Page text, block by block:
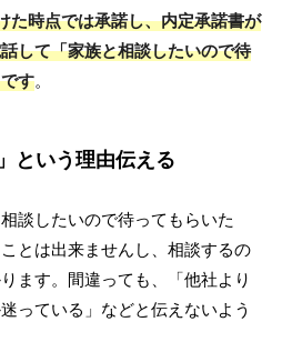
た時点では承諾し、内定承諾書が
して「家族と相談したいので待
す。
という理由伝える
談したいので待ってもらいた
とは出来ませんし、相談するの
ます。間違っても、「他社より
っている」などと伝えないよう